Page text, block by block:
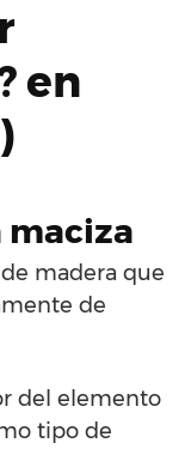
en
maciza
madera que
de
del elemento
tipo de